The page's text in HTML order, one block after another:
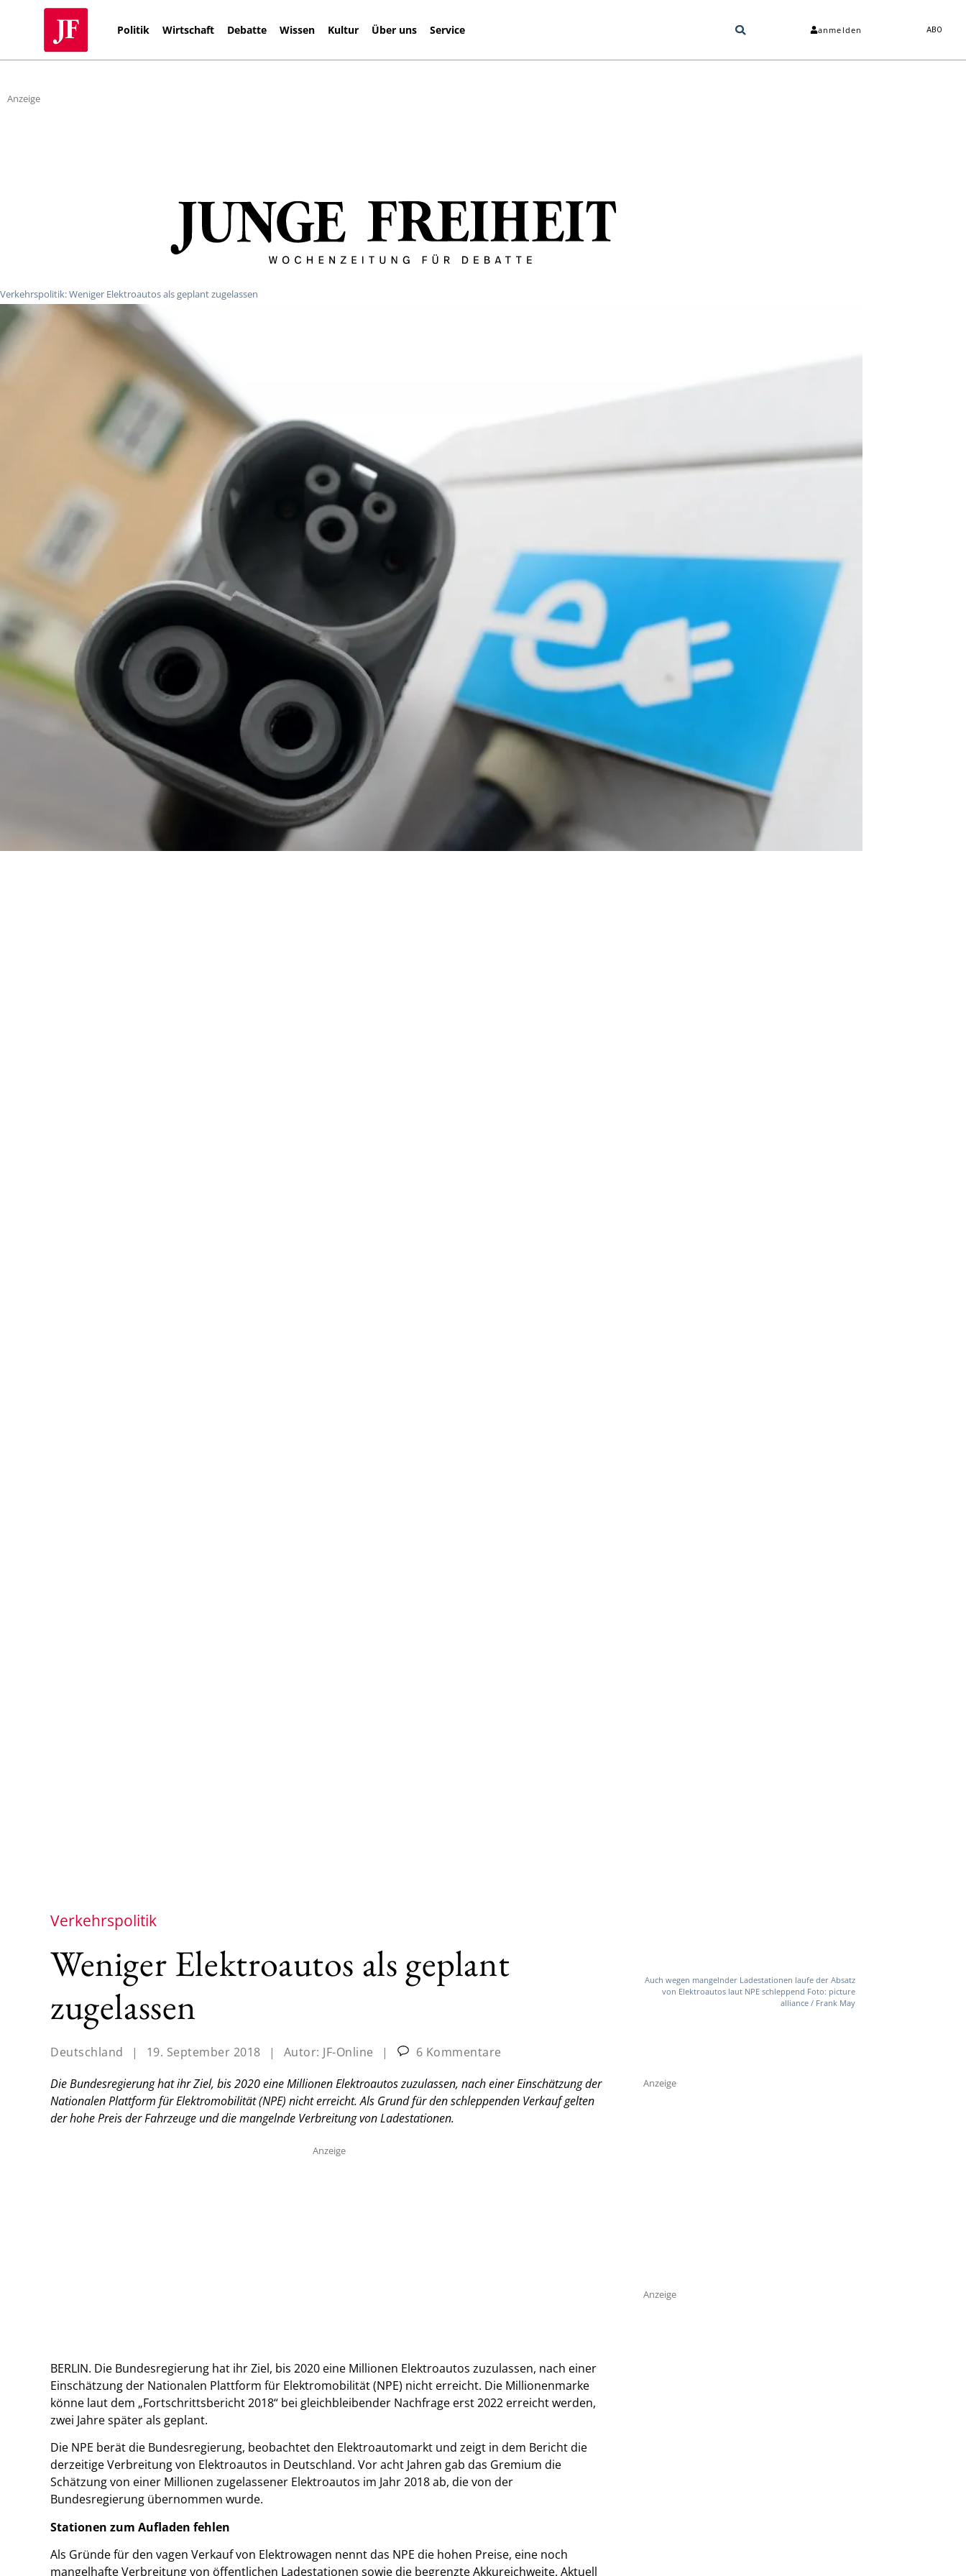
Politik Wirtschaft Debatte Wissen Kultur Über uns Service anmelden ABO
Anzeige
Verkehrspolitik: Weniger Elektroautos als geplant zugelassen
Verkehrspolitik
Weniger Elektroautos als geplant
zugelassen
Deutschland | 19. September 2018 | Autor: JF-Online |
6 Kommentare
Die Bundesregierung hat ihr Ziel, bis 2020 eine Millionen Elektroautos zuzulassen, nach einer Einschätzung der
Nationalen Plattform für Elektromobilität (NPE) nicht erreicht. Als Grund für den schleppenden Verkauf gelten
der hohe Preis der Fahrzeuge und die mangelnde Verbreitung von Ladestationen.
Anzeige
BERLIN. Die Bundesregierung hat ihr Ziel, bis 2020 eine Millionen Elektroautos zuzulassen, nach einer
Einschätzung der Nationalen Plattform für Elektromobilität (NPE) nicht erreicht. Die Millionenmarke
könne laut dem „Fortschrittsbericht 2018“ bei gleichbleibender Nachfrage erst 2022 erreicht werden,
zwei Jahre später als geplant.
Die NPE berät die Bundesregierung, beobachtet den Elektroautomarkt und zeigt in dem Bericht die
derzeitige Verbreitung von Elektroautos in Deutschland. Vor acht Jahren gab das Gremium die
Schätzung von einer Millionen zugelassener Elektroautos im Jahr 2018 ab, die von der
Bundesregierung übernommen wurde.
Stationen zum Aufladen fehlen
Als Gründe für den vagen Verkauf von Elektrowagen nennt das NPE die hohen Preise, eine noch
mangelhafte Verbreitung von öffentlichen Ladestationen sowie die begrenzte Akkureichweite. Aktuell
Auch wegen mangelnder Ladestationen laufe der Absatz
von Elektroautos laut NPE schleppend Foto: picture
alliance / Frank May
Anzeige
Anzeige